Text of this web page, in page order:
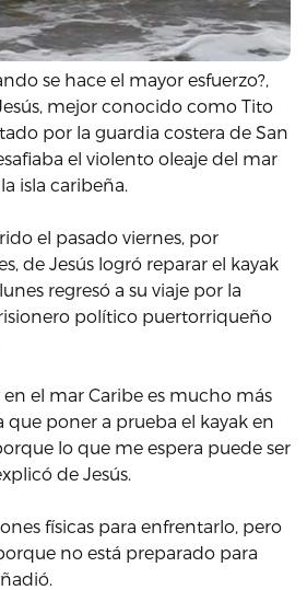
se hace el mayor esfuerzo?,
mejor conocido como Tito
por la guardia costera de San
el violento oleaje del mar
isla caribeña.
el pasado viernes, por
de Jesús logró reparar el kayak
regresó a su viaje por la
político puertorriqueño
en el mar Caribe es mucho más
poner a prueba el kayak en
lo que me espera puede ser
de Jesús.
físicas para enfrentarlo, pero
no está preparado para